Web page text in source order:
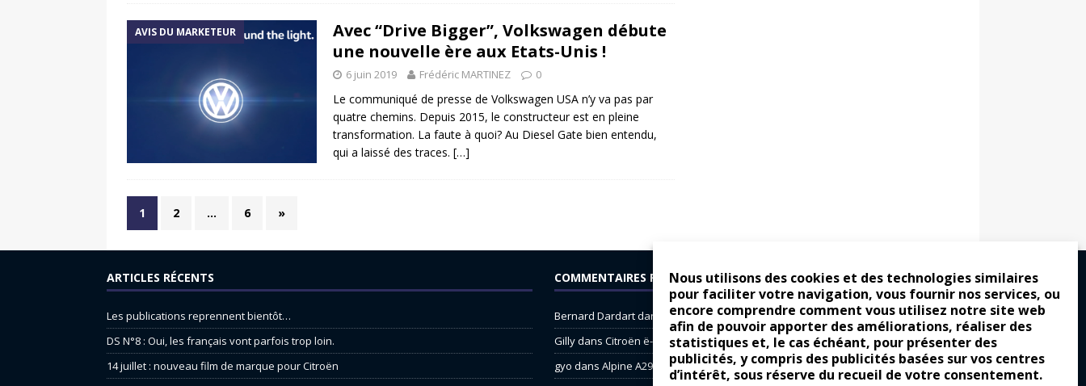
Nous utilisons des cookies et des technologies similaires
pour faciliter votre navigation, vous fournir nos services, ou
encore comprendre comment vous utilisez notre site web
afin de pouvoir apporter des améliorations, réaliser des
statistiques et, le cas échéant, pour présenter des
publicités, y compris des publicités basées sur vos centres
d’intérêt, sous réserve du recueil de votre consentement.
AVIS DU MARKETEUR
Avec “Drive Bigger”, Volkswagen débute
une nouvelle ère aux Etats-Unis !
6 juin 2019 Frédéric MARTINEZ 0
Le communiqué de presse de Volkswagen USA n’y va pas par
quatre chemins. Depuis 2015, le constructeur est en pleine
transformation. La faute à quoi? Au Diesel Gate bien entendu,
qui a laissé des traces. […]
1 2 … 6 »
ARTICLES RÉCENTS
Les publications reprennent bientôt…
DS N°8 : Oui, les français vont parfois trop loin.
14 juillet : nouveau film de marque pour Citroën
COMMENTAIRES RÉCENTS
Bernard Dardartdans
Dacia Sandero : pour les gens vrais
Gillydans Citroën ë-C3 : la révolution a commencé
gyo dans Alpine A290 : L’irrésistible attraction de la légèreté